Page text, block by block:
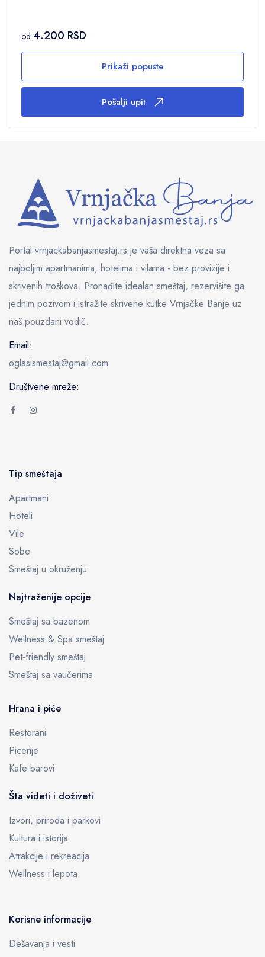
od 4.200 RSD
Prikaži popuste
Pošalji upit
Portal vrnjackabanjasmestaj.rs je vaša direktna veza sa
najboljim apartmanima, hotelima i vilama - bez provizije i
skrivenih troškova. Pronađite idealan smeštaj, rezervišite ga
jednim pozivom i istražite skrivene kutke Vrnjačke Banje uz
naš pouzdani vodič.
Email:
oglasismestaj@gmail.com
Društvene mreže:
Tip smeštaja
Apartmani
Hoteli
Vile
Sobe
Smeštaj u okruženju
Najtraženije opcije
Smeštaj sa bazenom
Wellness & Spa smeštaj
Pet-friendly smeštaj
Smeštaj sa vaučerima
Hrana i piće
Restorani
Picerije
Kafe barovi
Šta videti i doživeti
Izvori, priroda i parkovi
Kultura i istorija
Atrakcije i rekreacija
Wellness i lepota
Korisne informacije
Dešavanja i vesti